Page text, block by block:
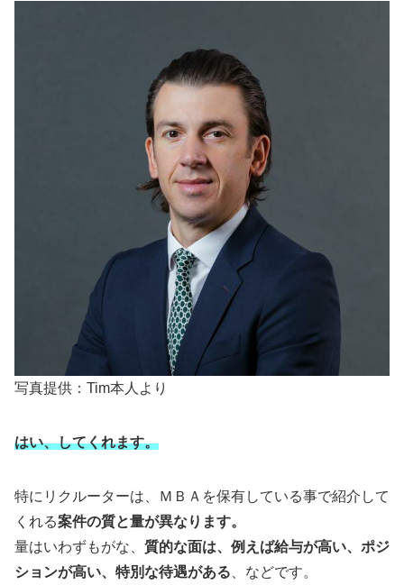
写真提供：Tim本人より
はい、してくれます。
特にリクルーターは、ＭＢＡを保有している事で紹介して
くれる案件の質と量が異なります。
量はいわずもがな、 質的な面は、例えば給与が高い、ポジ
ションが高い、特別な待遇がある 、などです。